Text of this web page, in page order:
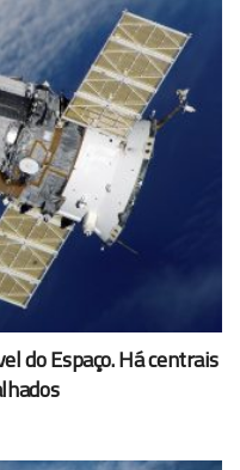
do Espaço. Há centrais